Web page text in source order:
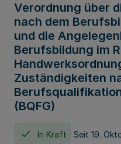
Verordnung über
nach dem
und die
Berufsbildung im
Zuständigkeiten
(BQFG)
In Kraft Seit 19.